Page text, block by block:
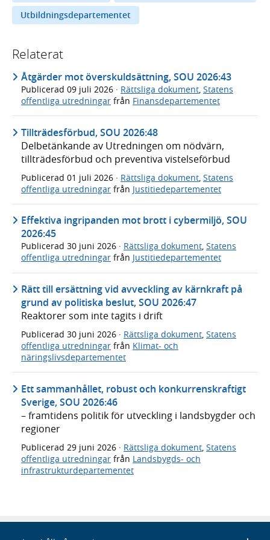
Utbildningsdepartementet
Relaterat
Åtgärder mot överskuldsättning, SOU 2026:43
Publicerad 09 juli 2026 · Rättsliga dokument, Statens
offentliga utredningar från Finansdepartementet
Tillträdesförbud, SOU 2026:48
Delbetänkande av Utredningen om nödvärn,
tillträdesförbud och preventiva vistelseförbud
Publicerad 01 juli 2026 · Rättsliga dokument Statens
offentliga utredningar från Justitiedepartementet
Effektiva ingripanden mot brott i cybermiljö, SOU
2026:45
Publicerad 30 juni 2026 · Rättsliga dokument, Statens
offentliga utredningar från Justitiedepartementet
Rätt till ersättning vid avveckling av kärnkraft på
grund av politiska beslut, SOU 2026:47
Reaktorer som inte tagits i drift
Publicerad 30 juni 2026 · Rättsliga dokument, Statens
offentliga utredningar från Klimat- och
näringslivsdepartementet
Ett sammanhållet, robust och konkurrenskraftigt
Sverige, SOU 2026:46
– framtidens politik för utveckling i landsbygder och
regioner
Publicerad 29 juni 2026 · Rättsliga dokument Statens
offentliga utredningar från Landsbygds- och
infrastrukturdepartementet